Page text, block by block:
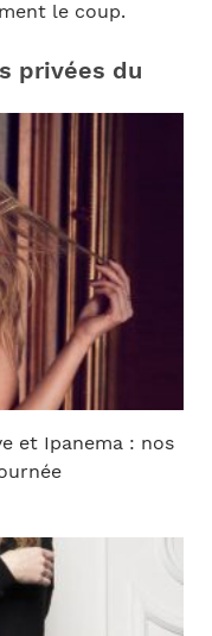
le coup.
privées du
et Ipanema : nos